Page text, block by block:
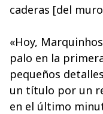
caderas [del
«Hoy,
palo en la
pequeños
un título por un
en el último